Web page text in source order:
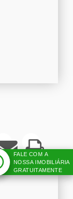
FALE COM A
NOSSA IMOBILIÁRIA
GRATUITAMENTE